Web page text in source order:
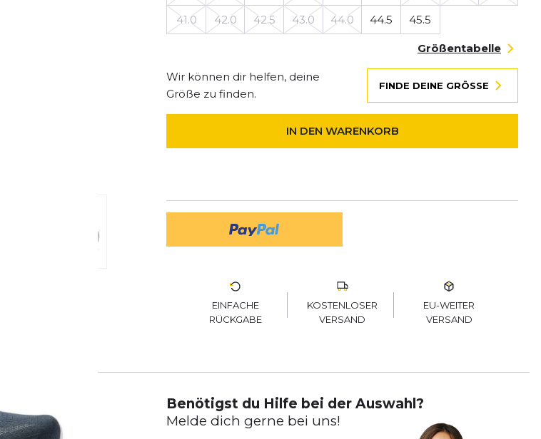
41.0 42.0 42.5 43.0 44.0 44.5 45.5
Größentabelle
Wir können dir helfen, deine
Größe zu finden.
FINDE DEINE GRÖSSE
IN DEN WARENKORB
EINFACHE
RÜCKGABE
KOSTENLOSER
VERSAND
EU-WEITER
VERSAND
Benötigst du Hilfe bei der Auswahl?
Melde dich gerne bei uns!